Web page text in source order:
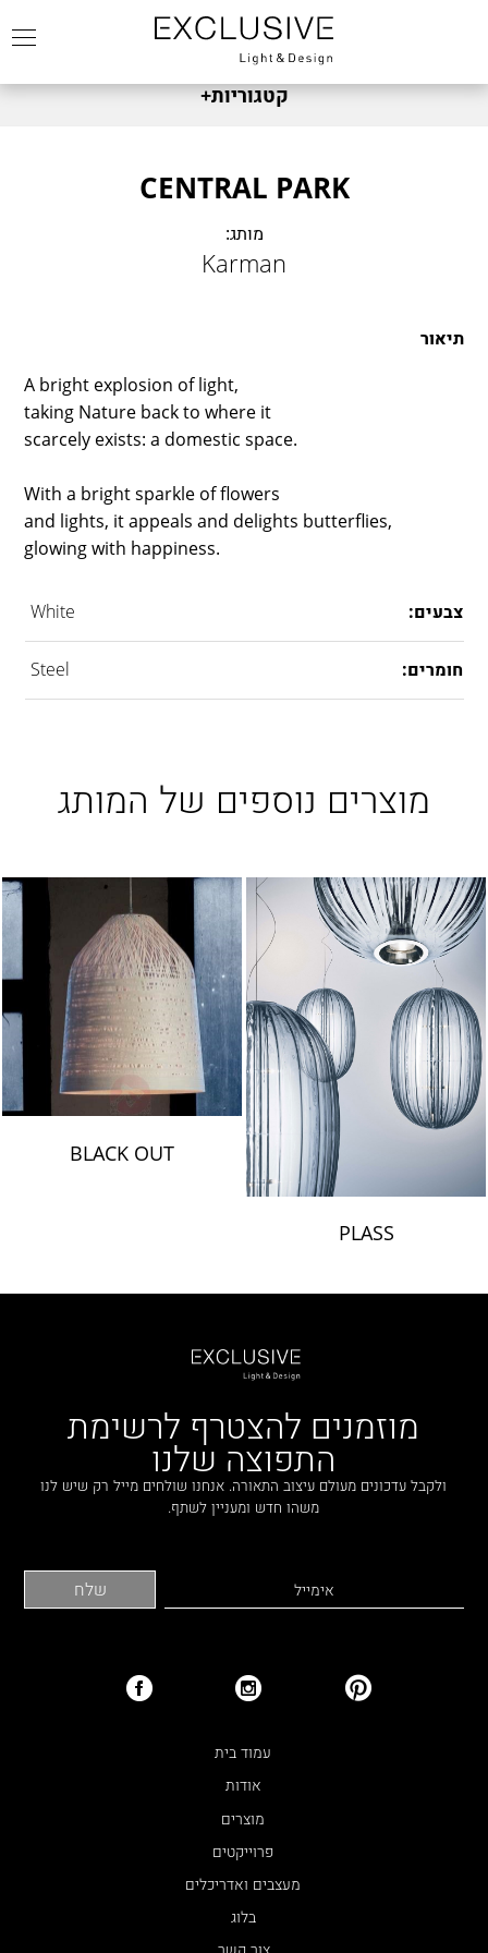
קטגוריות+
FABBIAN
DIESEL
FONTANA ARTE
DCW
KARMAN
LAMBERT & FILS
ROGER PRADIER
PORSCHE
צמודי קיר
צמוד תקרה
תלייה
זרקור
כל המוצרים
CENTRAL PARK
מותג:
Karman
תיאור
A bright explosion of light,
taking Nature back to where it
scarcely exists: a domestic space.
With a bright sparkle of flowers
and lights, it appeals and delights butterflies,
glowing with happiness.
צבעים: White
חומרים: Steel
מוצרים נוספים של המותג
PLASS
BLACK OUT
מוזמנים להצטרף לרשימת
התפוצה שלנו
ולקבל עדכונים מעולם עיצוב התאורה. אנחנו שולחים מייל רק שיש לנו
משהו חדש ומעניין לשתף.
עמוד בית
אודות
מוצרים
פרוייקטים
מעצבים ואדריכלים
בלוג